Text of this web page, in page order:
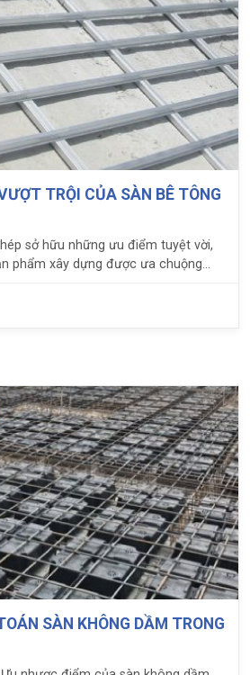
TRỘI CỦA SÀN BÊ TÔNG
sở hữu những ưu điểm tuyệt vời,
phẩm xây dựng được ưa chuộng
SÀN KHÔNG DẦM TRONG